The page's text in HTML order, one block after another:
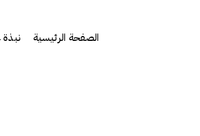
الصفحة الرئيسية